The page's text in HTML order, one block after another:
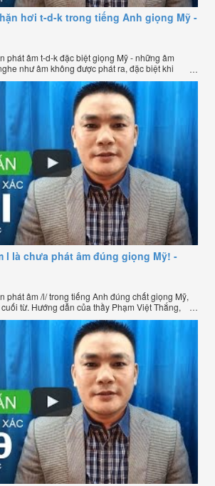
hơi t-d-k trong tiếng Anh giọng Mỹ -
phát âm t-d-k đặc biệt giọng Mỹ - những âm
như âm không được phát ra, đặc biệt khi
dẫn của thầy Phạm Việt Thắng, đồng sáng
trình dạy tiếng Anh trực tuyến chặt chẽ nhất
l là chưa phát âm đúng giọng Mỹ! -
phát âm /l/ trong tiếng Anh đúng chất giọng Mỹ,
từ. Hướng dẫn của thầy Phạm Việt Thắng,
- Chương trình dạy tiếng Anh trực tuyến chặt